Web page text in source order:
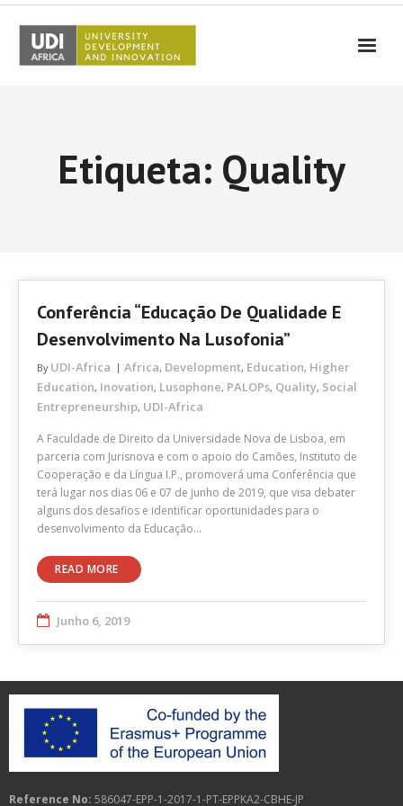
Eventos
Testemunhos
Contactos
Etiqueta: Quality
Conferência “Educação De Qualidade E
Desenvolvimento Na Lusofonia”
By UDI-Africa Africa, Development, Education, Higher
Education, Inovation, Lusophone, PALOPs, Quality, Social
Entrepreneurship, UDI-Africa
A Faculdade de Direito da Universidade Nova de Lisboa, em
parceria com Jurisnova e com o apoio do Camões, Instituto de
Cooperação e da Língua I.P., promoverá uma Conferência que
terá lugar nos dias 06 e 07 de junho de 2019, que visa debater
alguns dos desafios e identificar oportunidades para o
desenvolvimento da Educação…
READ MORE
Junho 6, 2019
Reference No: 586047-EPP-1-2017-1-PT-EPPKA2-CBHE-JP